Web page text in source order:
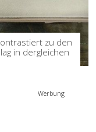
zu den
in dergleichen
Werbung